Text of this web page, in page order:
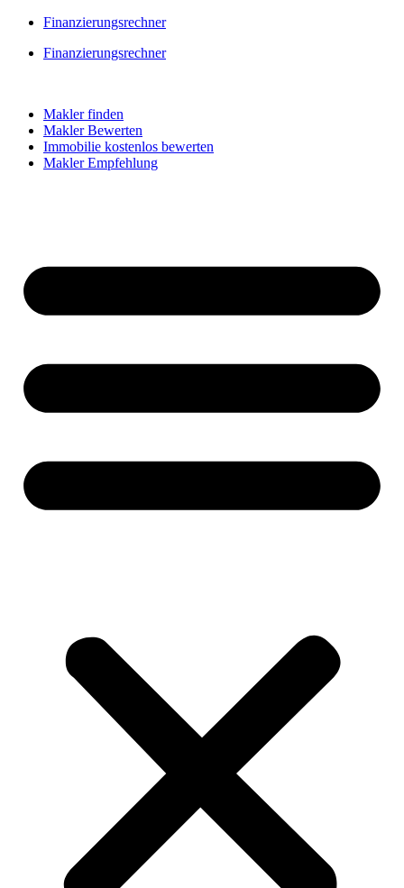
Skip
content
Finanzierungsrechner
Finanzierungsrechner
Makler finden
Makler Bewerten
Immobilie kostenlos bewerten
Makler Empfehlung